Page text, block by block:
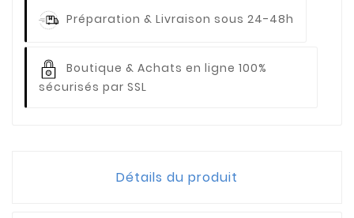
Préparation & Livraison sous 24-48h
Boutique & Achats en ligne 100%
sécurisés par SSL
Détails du produit